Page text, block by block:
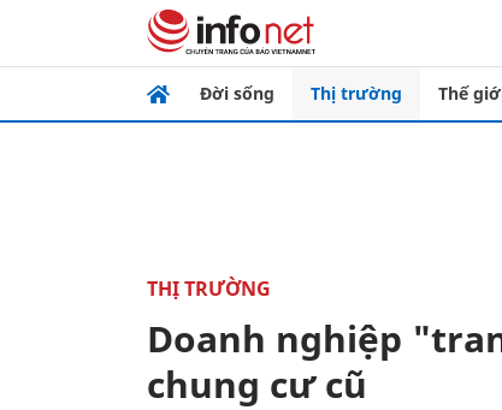
Đời sống Thị trường Thế
THỊ TRƯỜNG
Doanh nghiệp
chung cư cũ